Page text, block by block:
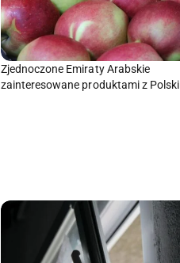
Zjednoczone Emiraty Arabskie
zainteresowane produktami z Polski